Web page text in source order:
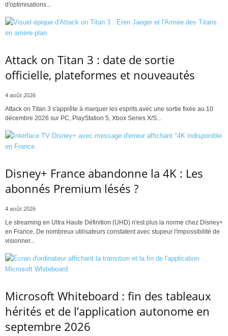
d'optimisations...
Attack on Titan 3 : date de sortie
officielle, plateformes et nouveautés
4 août 2026
Attack on Titan 3 s'apprête à marquer les esprits avec une sortie fixée au 10
décembre 2026 sur PC, PlayStation 5, Xbox Series X/S...
Disney+ France abandonne la 4K : Les
abonnés Premium lésés ?
4 août 2026
Le streaming en Ultra Haute Définition (UHD) n'est plus la norme chez Disney+
en France. De nombreux utilisateurs constatent avec stupeur l'impossibilité de
visionner...
Microsoft Whiteboard : fin des tableaux
hérités et de l’application autonome en
septembre 2026